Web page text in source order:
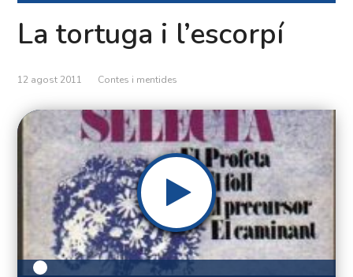
La tortuga i l’escorpí
12 agost 2011 Contes i mentides